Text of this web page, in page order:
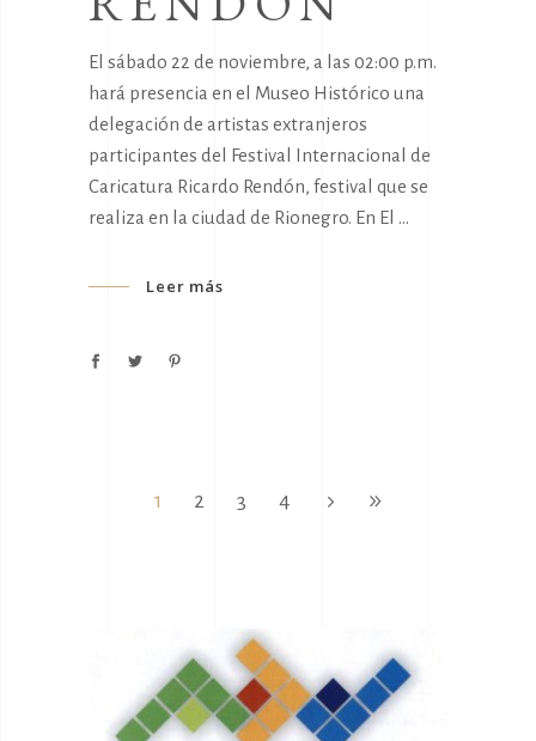
El sábado 22 de noviembre, a las 02:00 p.m.
hará presencia en el Museo Histórico una
delegación de artistas extranjeros
participantes del Festival Internacional de
Caricatura Ricardo Rendón, festival que se
realiza en la ciudad de Rionegro. En El
Leer más
1 2 3 4